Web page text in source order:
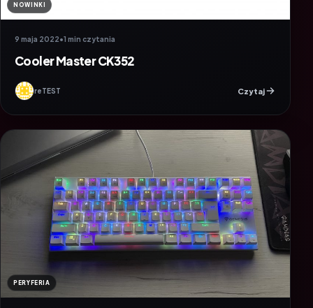
NOWINKI
9 maja 2022•1 min czytania
Cooler Master CK352
reTEST Czytaj
PERYFERIA